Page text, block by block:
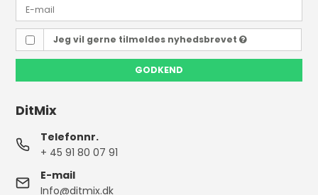
Jeg vil gerne tilmeldes nyhedsbrevet
GODKEND
DitMix
Telefonnr.
+ 45 91 80 07 91
E-mail
Info@ditmix.dk